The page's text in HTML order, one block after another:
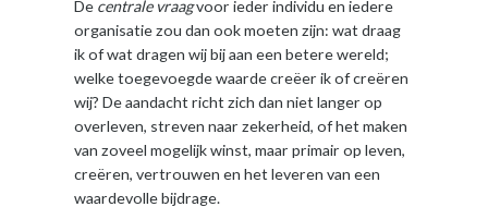
De centrale vraagvoor ieder individu en iedere
organisatie zou dan ook moeten zijn: wat draag
ik of wat dragen wij bij aan een betere wereld;
welke toegevoegde waarde creëer ik of creëren
wij? De aandacht richt zich dan niet langer op
overleven, streven naar zekerheid, of het maken
van zoveel mogelijk winst, maar primair op leven,
creëren, vertrouwen en het leveren van een
waardevolle bijdrage.